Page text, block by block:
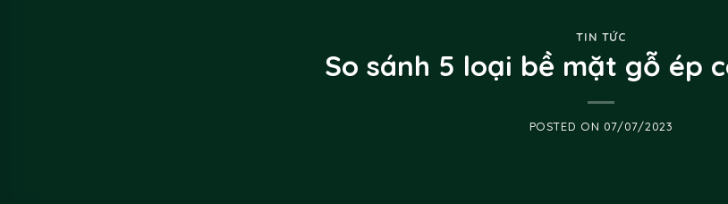
TIN TỨC
So sánh 5 loại bề mặt gỗ ép
POSTED ON 07/07/2023